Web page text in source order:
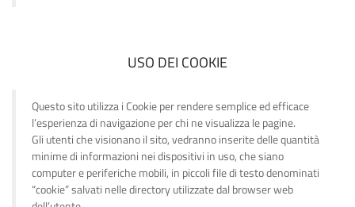
USO DEI COOKIE
Questo sito utilizza i Cookie per rendere semplice ed efficace
l’esperienza di navigazione per chi ne visualizza le pagine.
Gli utenti che visionano il sito, vedranno inserite delle quantità
minime di informazioni nei dispositivi in uso, che siano
computer e periferiche mobili, in piccoli file di testo denominati
“cookie” salvati nelle directory utilizzate dal browser web